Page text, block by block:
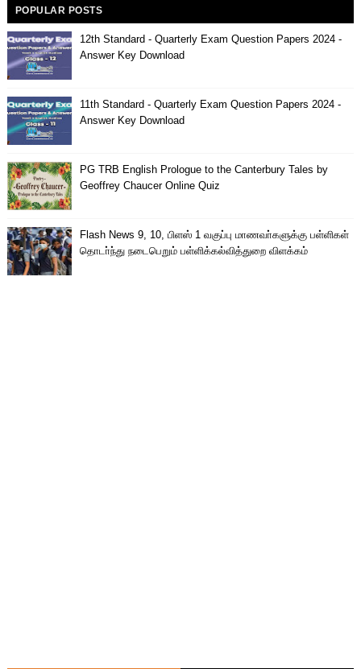
POPULAR POSTS
12th Standard - Quarterly Exam Question Papers 2024 -
Answer Key Download
11th Standard - Quarterly Exam Question Papers 2024 -
Answer Key Download
PG TRB English Prologue to the Canterbury Tales by
Geoffrey Chaucer Online Quiz
Flash News 9, 10, பிளஸ் 1 வகுப்பு மாணவா்களுக்கு பள்ளிகள்
தொடா்ந்து நடைபெறும் பள்ளிக்கல்வித்துறை விளக்கம்